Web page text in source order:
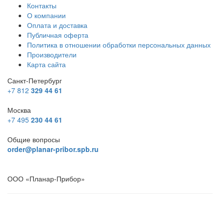
Контакты
О компании
Оплата и доставка
Публичная оферта
Политика в отношении обработки персональных данных
Производители
Карта сайта
Санкт-Петербург
+7 812 329 44 61
Москва
+7 495 230 44 61
Общие вопросы
order@planar-pribor.spb.ru
ООО «Планар-Прибор»